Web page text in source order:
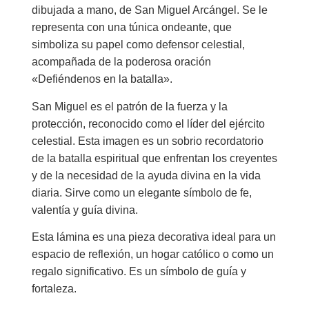
dibujada a mano, de San Miguel Arcángel. Se le
representa con una túnica ondeante, que
simboliza su papel como defensor celestial,
acompañada de la poderosa oración
«Defiéndenos en la batalla».
San Miguel es el patrón de la fuerza y la
protección, reconocido como el líder del ejército
celestial. Esta imagen es un sobrio recordatorio
de la batalla espiritual que enfrentan los creyentes
y de la necesidad de la ayuda divina en la vida
diaria. Sirve como un elegante símbolo de fe,
valentía y guía divina.
Esta lámina es una pieza decorativa ideal para un
espacio de reflexión, un hogar católico o como un
regalo significativo. Es un símbolo de guía y
fortaleza.